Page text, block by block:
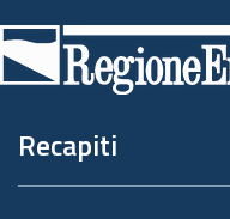
di
pagina
Recapiti